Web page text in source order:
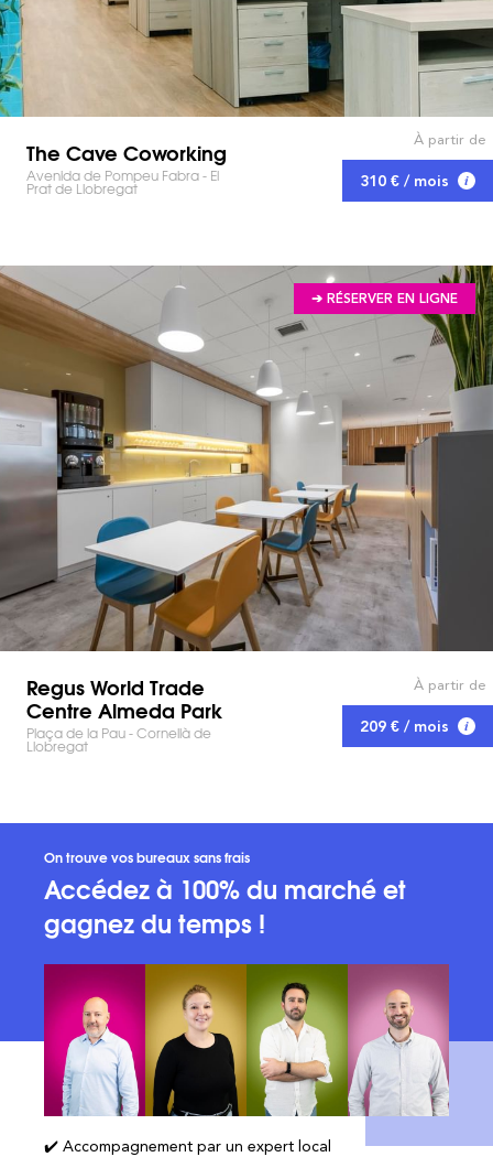
The Cave Coworking
Avenida de Pompeu Fabra - El
Prat de Llobregat
À partir de
310 € / mois
➔ RÉSERVER EN LIGNE
Regus World Trade
Centre Almeda Park
Plaça de la Pau - Cornellà de
Llobregat
À partir de
209 € / mois
On trouve vos bureaux sans frais
Accédez à 100% du marché et
gagnez du temps !
✔️ Accompagnement par un expert local